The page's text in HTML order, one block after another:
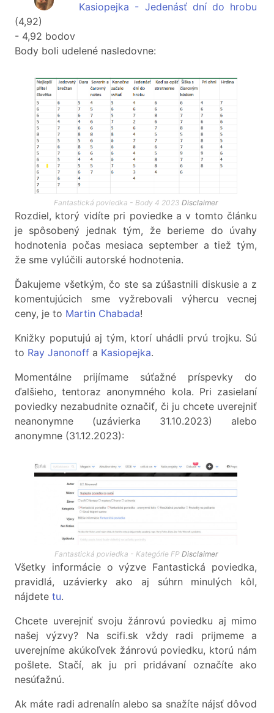
Kasiopejka - Jedenásť dní do hrobu
(4,92)
- 4,92 bodov
Body boli udelené nasledovne:
Fantastická poviedka - Body 4 2023 Disclaimer
Rozdiel, ktorý vidíte pri poviedke a v tomto článku
je spôsobený jednak tým, že berieme do úvahy
hodnotenia počas mesiaca september a tiež tým,
že sme vylúčili autorské hodnotenia.
Ďakujeme všetkým, čo ste sa zúšastnili diskusie a z
komentujúcich sme vyžrebovali výhercu vecnej
ceny, je to Martin Chabada!
Knižky poputujú aj tým, ktorí uhádli prvú trojku. Sú
to Ray Janonoff a Kasiopejka.
Momentálne prijímame súťažné príspevky do
ďalšieho, tentoraz anonymného kola. Pri zasielaní
poviedky nezabudnite označiť, či ju chcete uverejniť
neanonymne (uzávierka 31.10.2023) alebo
anonymne (31.12.2023):
Fantastická poviedka - Kategórie FP Disclaimer
Všetky informácie o výzve Fantastická poviedka,
pravidlá, uzávierky ako aj súhrn minulých kôl,
nájdete tu.
Chcete uverejniť svoju žánrovú poviedku aj mimo
našej výzvy? Na scifi.sk vždy radi prijmeme a
uverejníme akúkoľvek žánrovú poviedku, ktorú nám
pošlete. Stačí, ak ju pri pridávaní označíte ako
nesúťažnú.
Ak máte radi adrenalín alebo sa snažíte nájsť dôvod